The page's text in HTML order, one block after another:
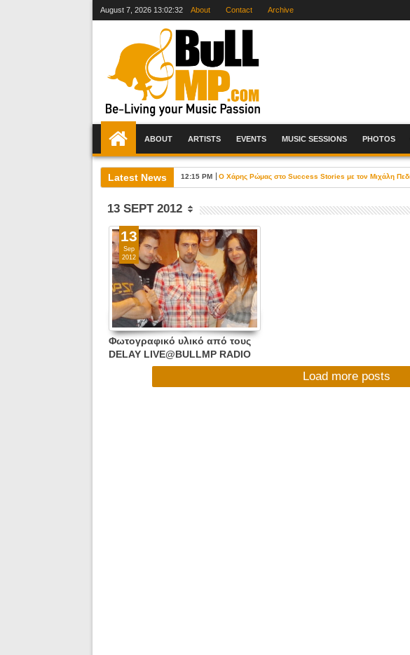
August 7, 2026 13:02:33 About Contact Archive
ABOUT ARTISTS EVENTS MUSIC SESSIONS PHOTOS
Latest News 12:15 PM Ο Χάρης Ρώμας στο Success Stories με τον Μιχάλη
13 SEPT 2012
Φωτογραφικό υλικό από τους
DELAY LIVE@BULLMP RADIO
SHOW - MORERADIO, TΡΙΤΗ
13
Sep
2012
Load more posts